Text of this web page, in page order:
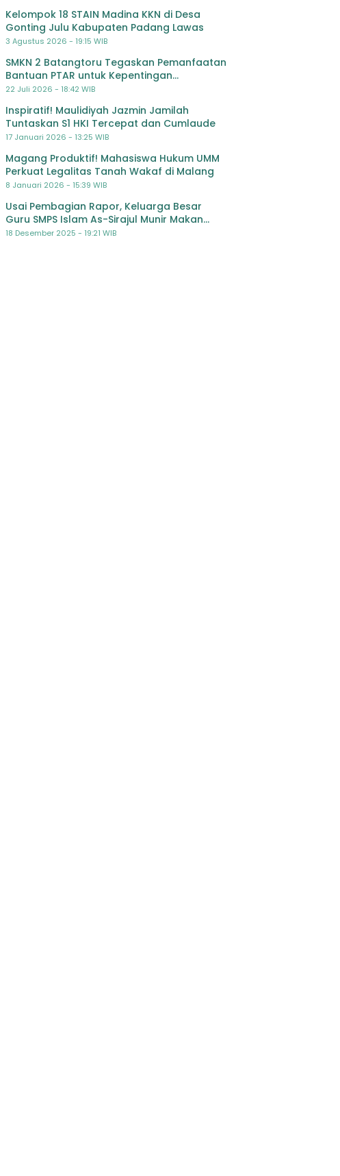
Kelompok 18 STAIN Madina KKN di Desa
Gonting Julu Kabupaten Padang Lawas
3 Agustus 2026 - 19:15 WIB
SMKN 2 Batangtoru Tegaskan Pemanfaatan
Bantuan PTAR untuk Kepentingan
Pendidikan
22 Juli 2026 - 18:42 WIB
Inspiratif! Maulidiyah Jazmin Jamilah
Tuntaskan S1 HKI Tercepat dan Cumlaude
17 Januari 2026 - 13:25 WIB
Magang Produktif! Mahasiswa Hukum UMM
Perkuat Legalitas Tanah Wakaf di Malang
8 Januari 2026 - 15:39 WIB
Usai Pembagian Rapor, Keluarga Besar
Guru SMPS Islam As-Sirajul Munir Makan
Bersama Sambut Libur Awal Semester
18 Desember 2025 - 19:21 WIB